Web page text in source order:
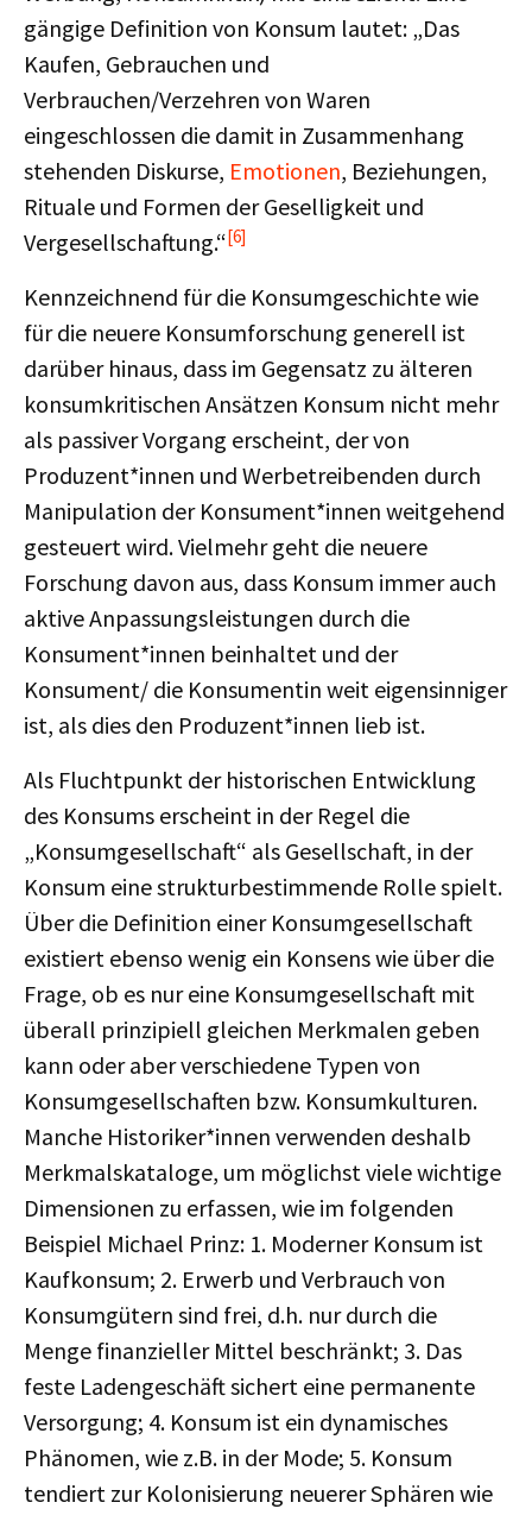
gängige Definition von Konsum lautet: „Das
Kaufen, Gebrauchen und
Verbrauchen/Verzehren von Waren
eingeschlossen die damit in Zusammenhang
stehenden Diskurse, Emotionen, Beziehungen,
Rituale und Formen der Geselligkeit und
Vergesellschaftung.“[6]
Kennzeichnend für die Konsumgeschichte wie
für die neuere Konsumforschung generell ist
darüber hinaus, dass im Gegensatz zu älteren
konsumkritischen Ansätzen Konsum nicht mehr
als passiver Vorgang erscheint, der von
Produzent*innen und Werbetreibenden durch
Manipulation der Konsument*innen weitgehend
gesteuert wird. Vielmehr geht die neuere
Forschung davon aus, dass Konsum immer auch
aktive Anpassungsleistungen durch die
Konsument*innen beinhaltet und der
Konsument/ die Konsumentin weit eigensinniger
ist, als dies den Produzent*innen lieb ist.
Als Fluchtpunkt der historischen Entwicklung
des Konsums erscheint in der Regel die
„Konsumgesellschaft“ als Gesellschaft, in der
Konsum eine strukturbestimmende Rolle spielt.
Über die Definition einer Konsumgesellschaft
existiert ebenso wenig ein Konsens wie über die
Frage, ob es nur eine Konsumgesellschaft mit
überall prinzipiell gleichen Merkmalen geben
kann oder aber verschiedene Typen von
Konsumgesellschaften bzw. Konsumkulturen.
Manche Historiker*innen verwenden deshalb
Merkmalskataloge, um möglichst viele wichtige
Dimensionen zu erfassen, wie im folgenden
Beispiel Michael Prinz: 1. Moderner Konsum ist
Kaufkonsum; 2. Erwerb und Verbrauch von
Konsumgütern sind frei, d.h. nur durch die
Menge finanzieller Mittel beschränkt; 3. Das
feste Ladengeschäft sichert eine permanente
Versorgung; 4. Konsum ist ein dynamisches
Phänomen, wie z.B. in der Mode; 5. Konsum
tendiert zur Kolonisierung neuerer Sphären wie